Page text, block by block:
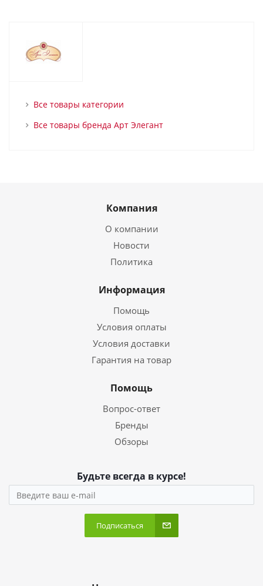
Все товары категории
Все товары бренда Арт Элегант
Компания
О компании
Новости
Политика
Информация
Помощь
Условия оплаты
Условия доставки
Гарантия на товар
Помощь
Вопрос-ответ
Бренды
Обзоры
Будьте всегда в курсе!
Подписаться